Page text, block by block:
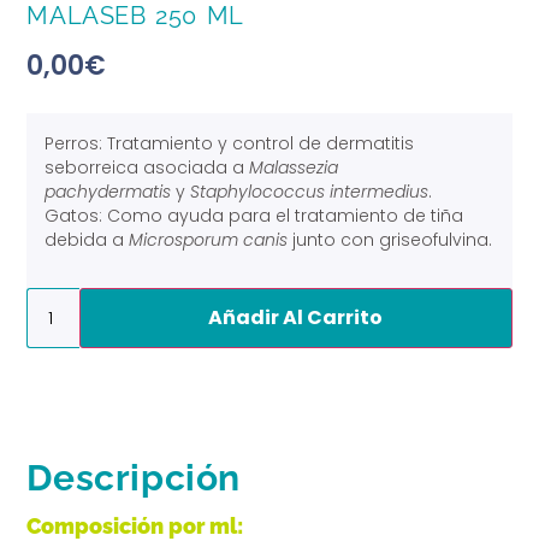
MALASEB 250 ML
0,00€
Perros: Tratamiento y control de dermatitis
seborreica asociada aMalassezia
pachydermatis yStaphylococcus intermedius.
Gatos: Como ayuda para el tratamiento de tiña
debida aMicrosporum canis junto con griseofulvina.
Añadir Al Carrito
Descripción
Composición por ml: